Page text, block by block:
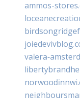
ammos-
valera-